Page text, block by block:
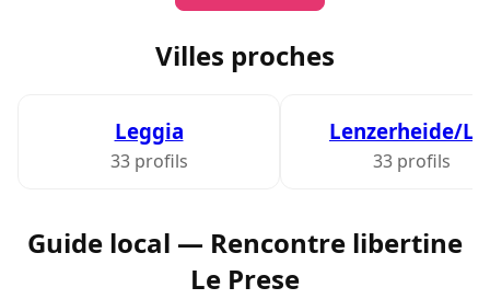
Villes proches
Leggia
33 profils
Lenzerheide/
33 profils
Guide local — Rencontre libertine
Le Prese